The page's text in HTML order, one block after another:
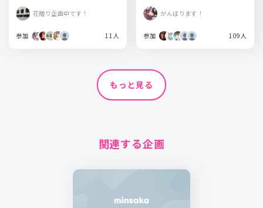
花贈り企画中です！
参加 11人
がんばります！
参加 109人
もっと見る
関連する企画